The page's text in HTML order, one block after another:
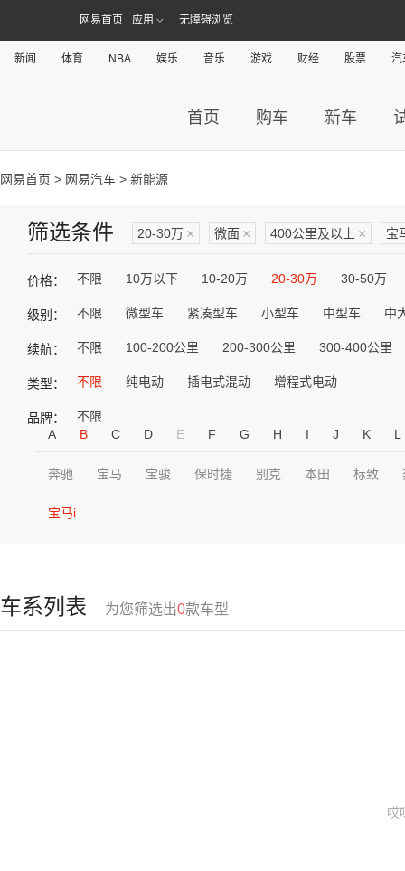
网易首页 应用 无障碍浏览
新闻 体育 NBA 娱乐 音乐 游戏 财经 股票 汽
首页 购车 新车
网易首页 > 网易汽车 > 新能源
筛选条件 20-30万 × 微面 × 400公里及以上 × 宝
价格： 不限 10万以下 10-20万 20-30万 30-50万
级别： 不限 微型车 紧凑型车 小型车 中型车 中
续航： 不限 100-200公里 200-300公里 300-400公里
类型： 不限 纯电动 插电式混动 增程式电动
品牌：
不限
A
B C D E F G H I J K L
奔驰 宝马 宝骏 保时捷 别克 本田 标致
宝马i
车系列表 为您筛选出0款车型
哎